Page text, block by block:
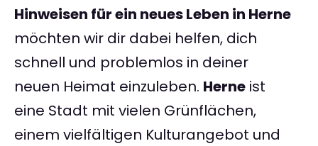
Hinweisen für ein neues Leben in Herne
möchten wir dir dabei helfen, dich
schnell und problemlos in deiner
neuen Heimat einzuleben. Herne ist
eine Stadt mit vielen Grünflächen,
einem vielfältigen Kulturangebot und